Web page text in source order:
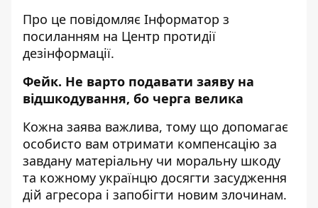
Про це повідомляє Інформатор з
посиланням на Центр протидії
дезінформації.
Фейк. Не варто подавати заяву на
відшкодування, бо черга велика
Кожна заява важлива, тому що допомагає
особисто вам отримати компенсацію за
завдану матеріальну чи моральну шкоду
та кожному українцю досягти засудження
дій агресора і запобігти новим злочинам.